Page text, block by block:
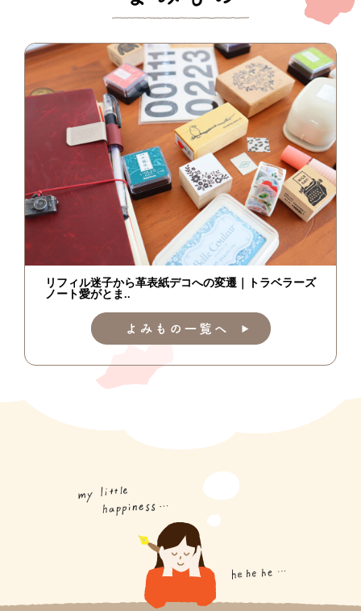
リフィル迷子から革表紙デコへの変遷｜トラベラーズ
ノート愛がとま..